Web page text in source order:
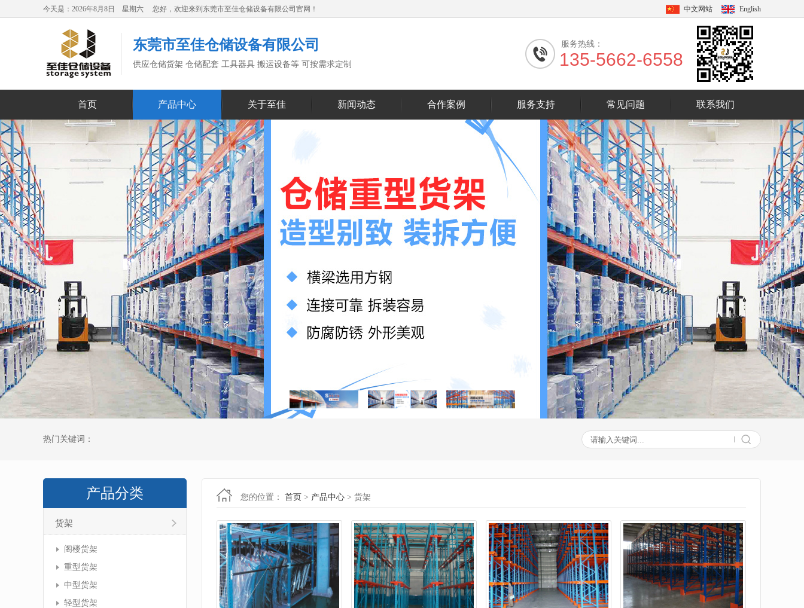
今天是：2026年8月8日 星期六 您好，欢迎来到东莞市至佳仓储设备有限公司官网！ 中文网站 English
东莞市至佳仓储设备有限公司
供应仓储货架 仓储配套 工具器具 搬运设备等 可按需求定制
服务热线：
135-5662-6558
首页 产品中心 关于至佳 新闻动态 合作案例 服务支持 常见问题 联系我们
热门关键词：
产品分类
货架
阁楼货架
重型货架
中型货架
轻型货架
您的位置： 首页 > 产品中心 > 货架